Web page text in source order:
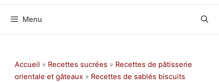
Menu
Accueil » Recettes sucrées » Recettes de pâtisserie
orientale et gâteaux » Recettes de sablés biscuits